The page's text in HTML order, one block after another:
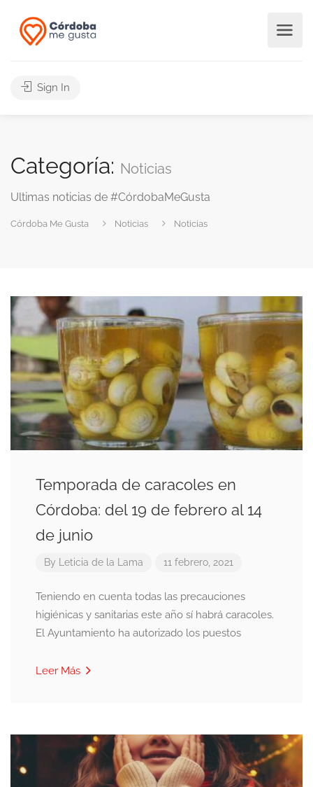
Sign In
Categoría: Noticias
Ultimas noticias de #CórdobaMeGusta
Córdoba Me Gusta Noticias Noticias
Temporada de caracoles en
Córdoba: del 19 de febrero al 14
de junio
By Leticia de la Lama 11 febrero, 2021
Teniendo en cuenta todas las precauciones
higiénicas y sanitarias este año sí habrá caracoles.
El Ayuntamiento ha autorizado los puestos
Leer Más